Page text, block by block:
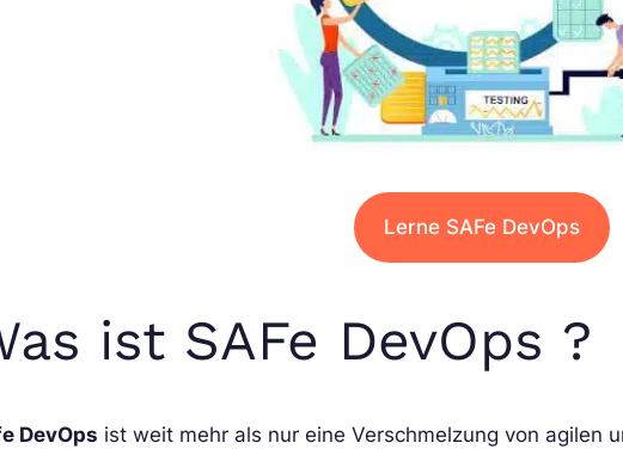
Lerne SAFe DevOps
ist SAFe DevOps ?
DevOps ist weit mehr als nur eine Verschmelzung von agilen